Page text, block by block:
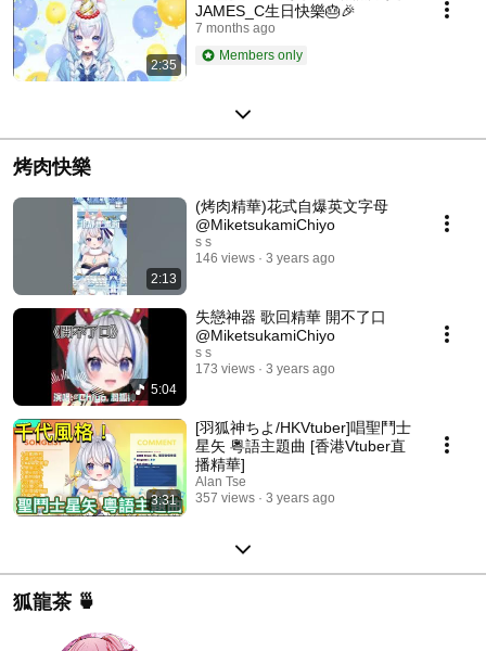
2:35
JAMES_C生日快樂🎂🎉
7 months ago
Members only
烤肉快樂
2:13
(烤肉精華)花式自爆英文字母
@MiketsukamiChiyo
s s
146 views
3 years ago
5:04
失戀神器 歌回精華 開不了口
@MiketsukamiChiyo
s s
173 views
3 years ago
3:31
[羽狐神ちよ/HKVtuber]唱聖鬥士
星矢 粵語主題曲 [香港Vtuber直
播精華]
Alan Tse
357 views
3 years ago
狐龍茶 🍵